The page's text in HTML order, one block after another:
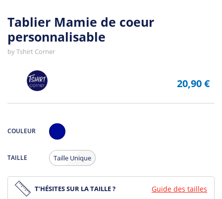
Tablier Mamie de coeur
personnalisable
byTshirt Corner
20,90 €
COULEUR
TAILLE Taille Unique
T’HÉSITES SUR LA TAILLE ? Guide des tailles